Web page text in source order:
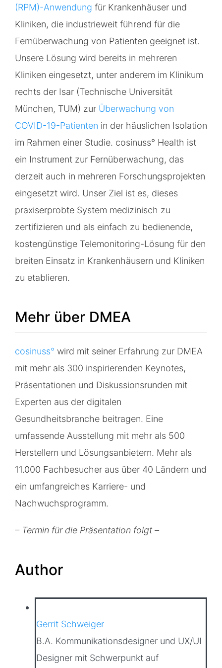
(RPM)-Anwendung für Krankenhäuser und
Kliniken, die industrieweit führend für die
Fernüberwachung von Patienten geeignet ist.
Unsere Lösung wird bereits in mehreren
Kliniken eingesetzt, unter anderem im Klinikum
rechts der Isar (Technische Universität
München, TUM) zur Überwachung von
COVID-19-Patienten in der häuslichen Isolation
im Rahmen einer Studie. cosinuss° Health ist
ein Instrument zur Fernüberwachung, das
derzeit auch in mehreren Forschungsprojekten
eingesetzt wird. Unser Ziel ist es, dieses
praxiserprobte System medizinisch zu
zertifizieren und als einfach zu bedienende,
kostengünstige Telemonitoring-Lösung für den
breiten Einsatz in Krankenhäusern und Kliniken
zu etablieren.
Mehr über DMEA
cosinuss° wird mit seiner Erfahrung zur DMEA
mit mehr als 300 inspirierenden Keynotes,
Präsentationen und Diskussionsrunden mit
Experten aus der digitalen
Gesundheitsbranche beitragen. Eine
umfassende Ausstellung mit mehr als 500
Herstellern und Lösungsanbietern. Mehr als
11.000 Fachbesucher aus über 40 Ländern und
ein umfangreiches Karriere- und
Nachwuchsprogramm.
– Termin für die Präsentation folgt –
Author
Gerrit Schweiger
B.A. Kommunikationsdesigner und UX/UI
Designer mit Schwerpunkt auf